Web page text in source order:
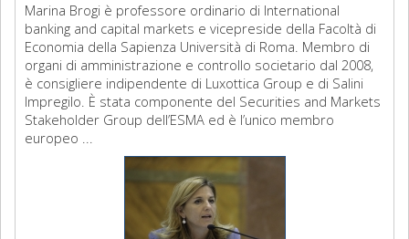
Marina Brogi è professore ordinario di International
banking and capital markets e vicepreside della Facoltà di
Economia della Sapienza Università di Roma. Membro di
organi di amministrazione e controllo societario dal 2008,
è consigliere indipendente di Luxottica Group e di Salini
Impregilo. È stata componente del Securities and Markets
Stakeholder Group dell’ESMA ed è l’unico membro
europeo ...